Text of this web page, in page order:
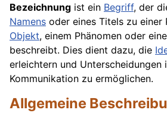
Bezeichnung ist ein Begriff, der
Namens oder eines Titels zu einer
Objekt, einem Phänomen oder
beschreibt. Dies dient dazu, die
erleichtern und Unterscheidungen
Kommunikation zu ermöglichen.
Allgemeine